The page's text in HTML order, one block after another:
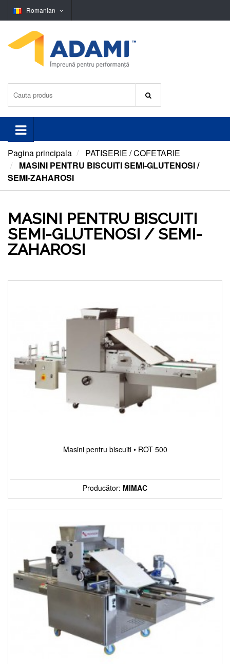
Romanian
Pagina principala
PATISERIE / COFETARIE
MASINI PENTRU BISCUITI SEMI-GLUTENOSI /
SEMI-ZAHAROSI
MASINI PENTRU BISCUITI
SEMI-GLUTENOSI / SEMI-
ZAHAROSI
Masini pentru biscuiti • ROT 500
Producător: MIMAC